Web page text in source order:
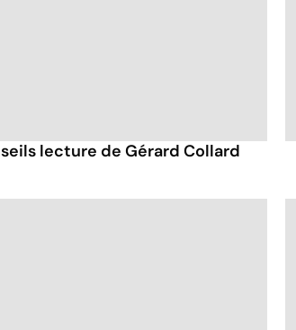
lecture de Gérard Collard